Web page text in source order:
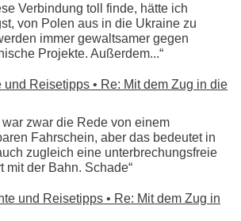
Verbindung toll finde, hätte ich
von Polen aus in die Ukraine zu
immer gewaltsamer gegen
Projekte. Außerdem...“
und Reisetipps • Re: Mit dem Zug in die
zwar die Rede von einem
Fahrschein, aber das bedeutet in
zugleich eine unterbrechungsfreie
mit der Bahn. Schade“
und Reisetipps • Re: Mit dem Zug in